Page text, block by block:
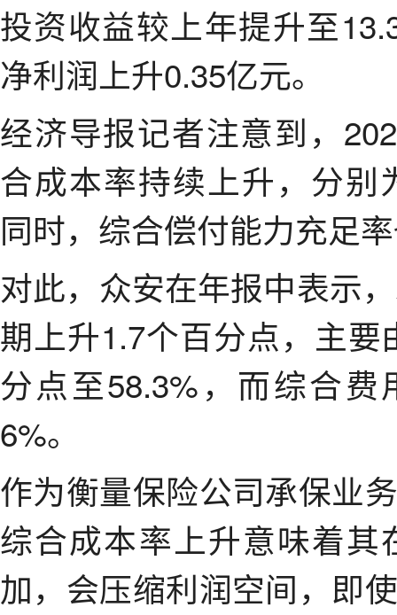
投资收益较上年提升至
净利润上升0.35亿元。
经济导报记者注意到，
合成本率持续上升，分别
同时，综合偿付能力充足
对此，众安在年报中表示
期上升1.7个百分点，主
分点至58.3%，而综合
6%。
作为衡量保险公司承保业
综合成本率上升意味着
加，会压缩利润空间，即